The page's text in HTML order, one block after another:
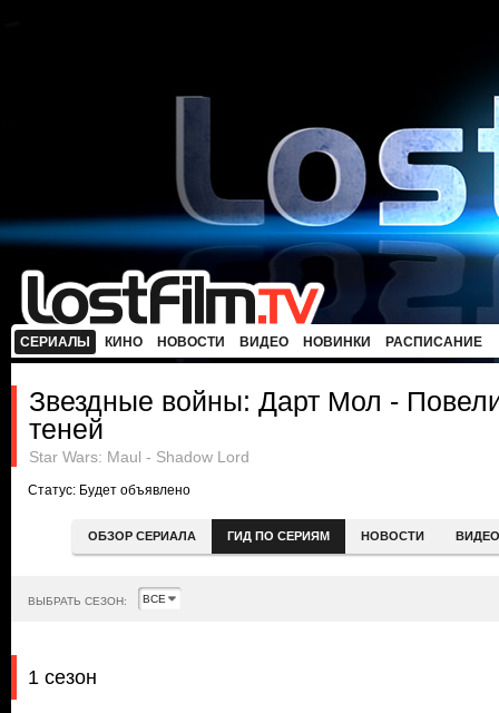
СЕРИАЛЫ КИНО НОВОСТИ ВИДЕО НОВИНКИ РАСПИСАНИЕ
Звездные войны: Дарт Мол -
теней
Star Wars: Maul - Shadow Lord
Статус: Будет объявлено
ОБЗОР СЕРИАЛА ГИД ПО СЕРИЯМ НОВОСТИ ВИДЕО
ВЫБРАТЬ СЕЗОН:
1 сезон